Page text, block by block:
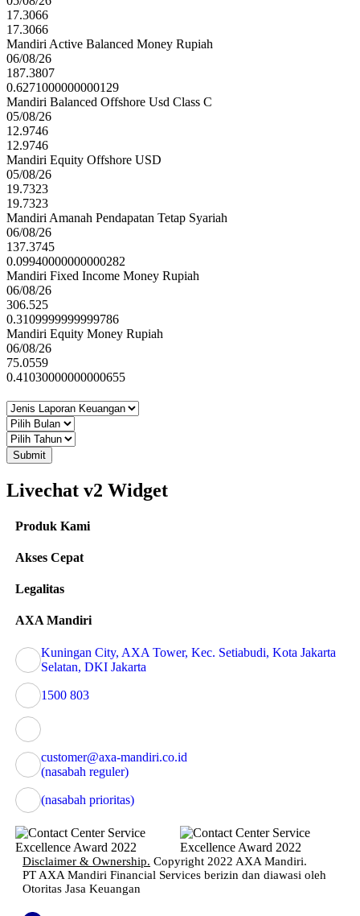
17.3066
17.3066
Mandiri Active Balanced Money Rupiah
06/08/26
187.3807
0.6271000000000129
Mandiri Balanced Offshore Usd Class C
05/08/26
12.9746
12.9746
Mandiri Equity Offshore USD
05/08/26
19.7323
19.7323
Mandiri Amanah Pendapatan Tetap Syariah
06/08/26
137.3745
0.09940000000000282
Mandiri Fixed Income Money Rupiah
06/08/26
306.525
0.3109999999999786
Mandiri Equity Money Rupiah
06/08/26
75.0559
0.41030000000000655
Submit
Livechat v2 Widget
Produk Kami
Akses Cepat
Legalitas
AXA Mandiri
Kuningan City, AXA Tower, Kec. Setiabudi, Kota Jakarta
Selatan, DKI Jakarta
1500 803
customer@axa-mandiri.co.id
(nasabah reguler)
(nasabah prioritas)
Disclaimer & Ownership. Copyright 2022 AXA Mandiri.
PT AXA Mandiri Financial Services berizin dan diawasi oleh
Otoritas Jasa Keuangan